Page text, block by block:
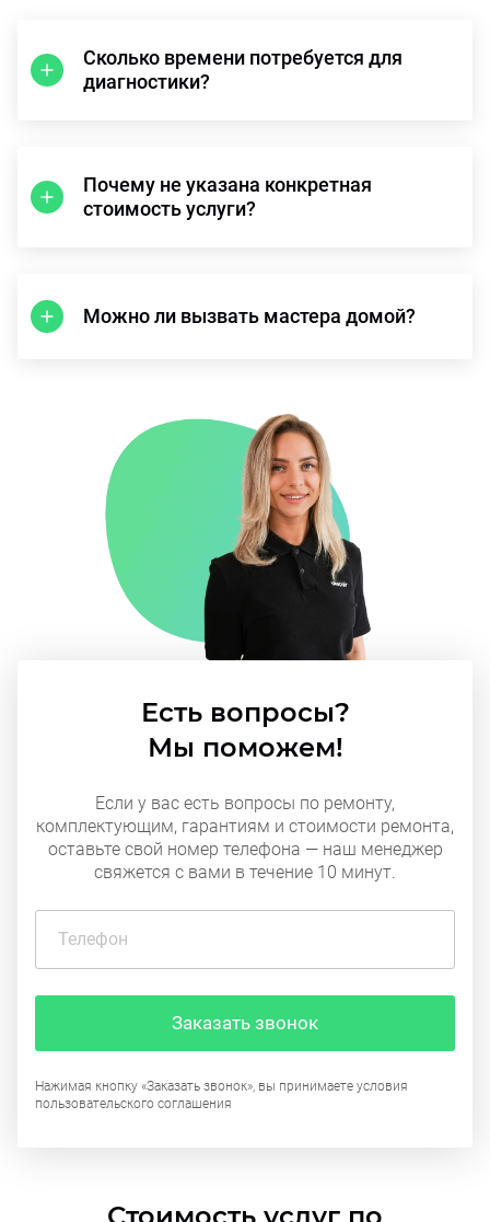
Сколько времени потребуется для
диагностики?
Почему не указана конкретная
стоимость услуги?
Можно ли вызвать мастера домой?
Есть вопросы?
Мы поможем!
Если у вас есть вопросы по ремонту,
комплектующим, гарантиям и стоимости ремонта,
оставьте свой номер телефона — наш менеджер
свяжется с вами в течение 10 минут.
Заказать звонок
Нажимая кнопку «Заказать звонок», вы принимаете условия
пользовательского соглашения